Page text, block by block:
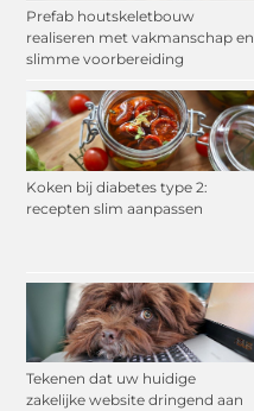
Prefab houtskeletbouw
realiseren met vakmanschap en
slimme voorbereiding
Koken bij diabetes type 2:
recepten slim aanpassen
Tekenen dat uw huidige
zakelijke website dringend aan